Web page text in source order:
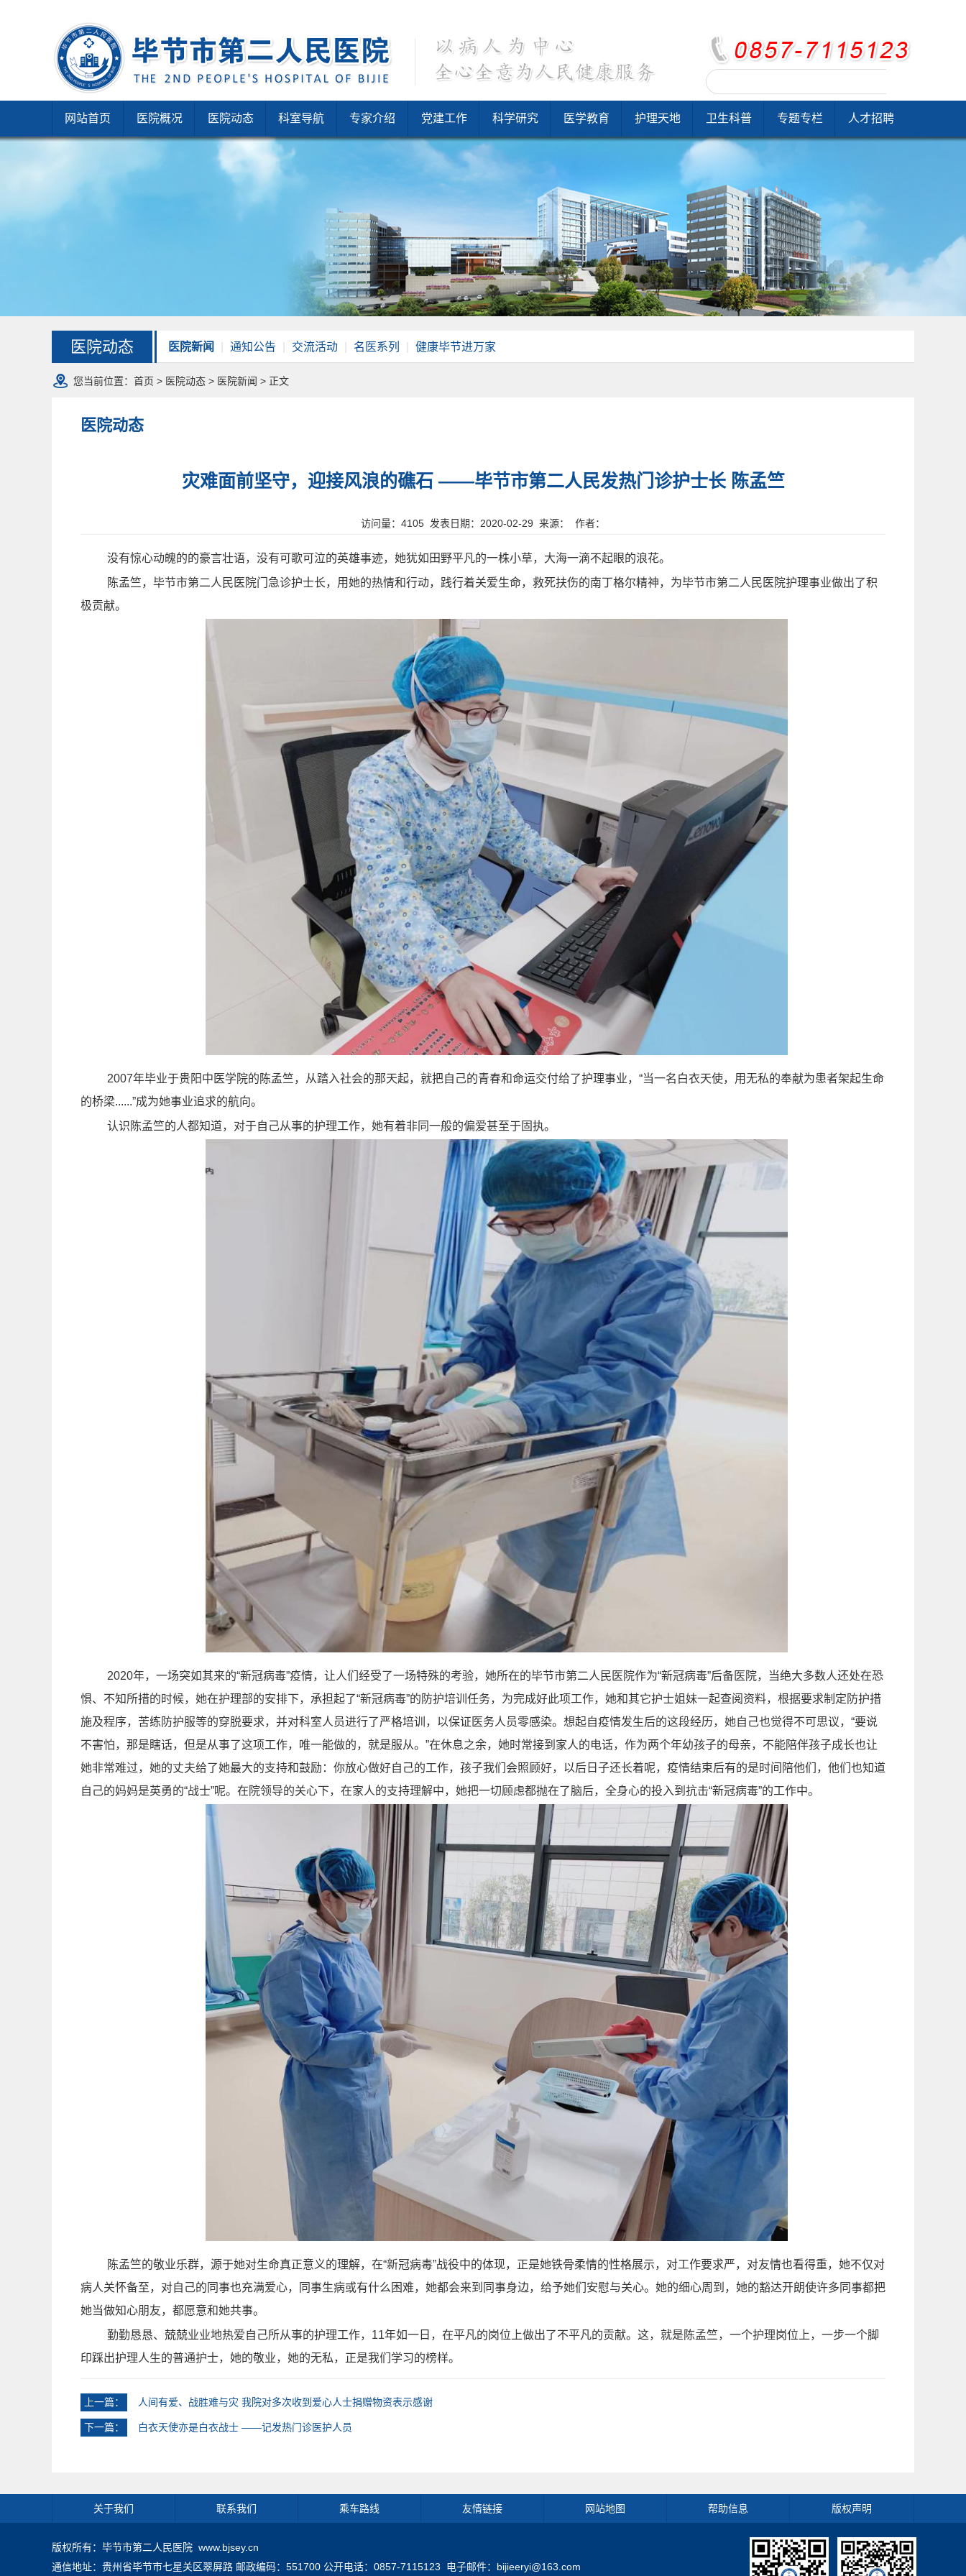
网站首页 医院概况 医院动态 科室导航 专家介绍 党建工作 科学研究 医学教育 护理天地 卫生科普 专题专栏 人才招聘
医院动态 医院新闻 通知公告 交流活动 名医系列 健康毕节进万家
您当前位置： 首页 > 医院动态 > 医院新闻 > 正文
医院动态
灾难面前坚守，迎接风浪的礁石 ——毕节市第二人民发热门诊护士长 陈孟竺
访问量： 4105 发表日期：2020-02-29 来源： 作者：
没有惊心动魄的的豪言壮语，没有可歌可泣的英雄事迹，她犹如田野平凡的一株小草，大海一滴不起眼的浪花。
陈孟竺，毕节市第二人民医院门急诊护士长，用她的热情和行动，践行着关爱生命，救死扶伤的南丁格尔精神，为毕节市第二人民医院护理事业做出了积
极贡献。
2007年毕业于贵阳中医学院的 陈孟竺，从踏入社会的那天起，就把自己的青春和命运交付给了护理事业，“当一名白衣天使，用无私的奉献为患者架起生命
的桥梁......”成为她事业追求的航向。
认识陈孟竺的人都知道，对于自己从事的护理工作，她有着非同一般的偏爱甚至于固执。
2020年，一场突如其来的“新冠病毒”疫情，让人们经受了一场特殊的考验，她所在的毕节市第二人民医院作为“新冠病毒”后备医院，当绝大多数人还处在恐
惧、不知所措的时候，她在护理部的安排下，承担起了“新冠病毒”的防护培训任务，为完成好此项工作，她和其它护士姐妹一起查阅资料，根据要求制定防护措
施及程序，苦练防护服等的穿脱要求，并对科室人员进行了严格培训，以保证医务人员零感染。想起自疫情发生后的这段经历，她自己也觉得不可思议，“要说
不害怕，那是瞎话，但是从事了这项工作，唯一能做的，就是服从。”在休息之余，她时常接到家人的电话，作为两个年幼孩子的母亲，不能陪伴孩子成长也让
她非常难过，她的丈夫给了她最大的支持和鼓励：你放心做好自己的工作，孩子我们会照顾好，以后日子还长着呢，疫情结束后有的是时间陪他们，他们也知道
自己的妈妈是英勇的“战士”呢。在院领导的关心下，在家人的支持理解中，她把一切顾虑都抛在了脑后，全身心的投入到抗击“新冠病毒”的工作中。
陈孟竺的敬业乐群，源于她对生命真正意义的理解，在“新冠病毒”战役中的体现，正是她铁骨柔情的性格展示，对工作要求严，对友情也看得重，她不仅对
病人关怀备至，对自己的同事也充满爱心，同事生病或有什么困难，她都会来到同事身边，给予她们安慰与关心。她的细心周到，她的豁达开朗使许多同事都把
她当做知心朋友，都愿意和她共事。
勤勤恳恳、兢兢业业地热爱自己所从事的护理工作， 11年如一日，在平凡的岗位上做出了不平凡的贡献。这，就是陈孟竺，一个护理岗位上，一步一个脚
印踩出护理人生的普通护士，她的敬业，她的无私，正是我们学习的榜样。
上一篇： 人间有爱、战胜难与灾 我院对多次收到爱心人士捐赠物资表示感谢
下一篇： 白衣天使亦是白衣战士 ——记发热门诊医护人员
关于我们 联系我们 乘车路线 友情链接 网站地图 帮助信息 版权声明
版权所有：毕节市第二人民医院 www.bjsey.cn
通信地址：贵州省毕节市七星关区翠屏路 邮政编码：551700 公开电话：0857-7115123 电子邮件：bijieeryi@163.com